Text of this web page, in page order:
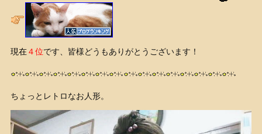
現在４位です、皆様どうもありがとうございます！
ちょっとレトロなお人形。